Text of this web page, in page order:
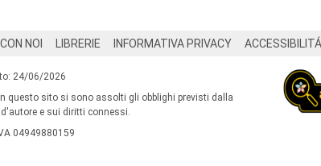
NOI LIBRERIE INFORMATIVA PRIVACY ACCESSIBILITÁ
24/06/2026
in questo sito si sono assolti gli obblighi previsti dalla
e sui diritti connessi.
04949880159